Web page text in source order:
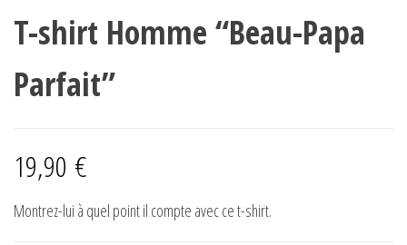
T-shirt Homme “Beau-Papa
Parfait”
19,90 €
Montrez-lui à quel point il compte avec ce t-shirt.